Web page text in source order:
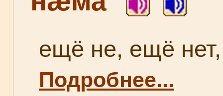
ещё не, ещё
Подробнее...